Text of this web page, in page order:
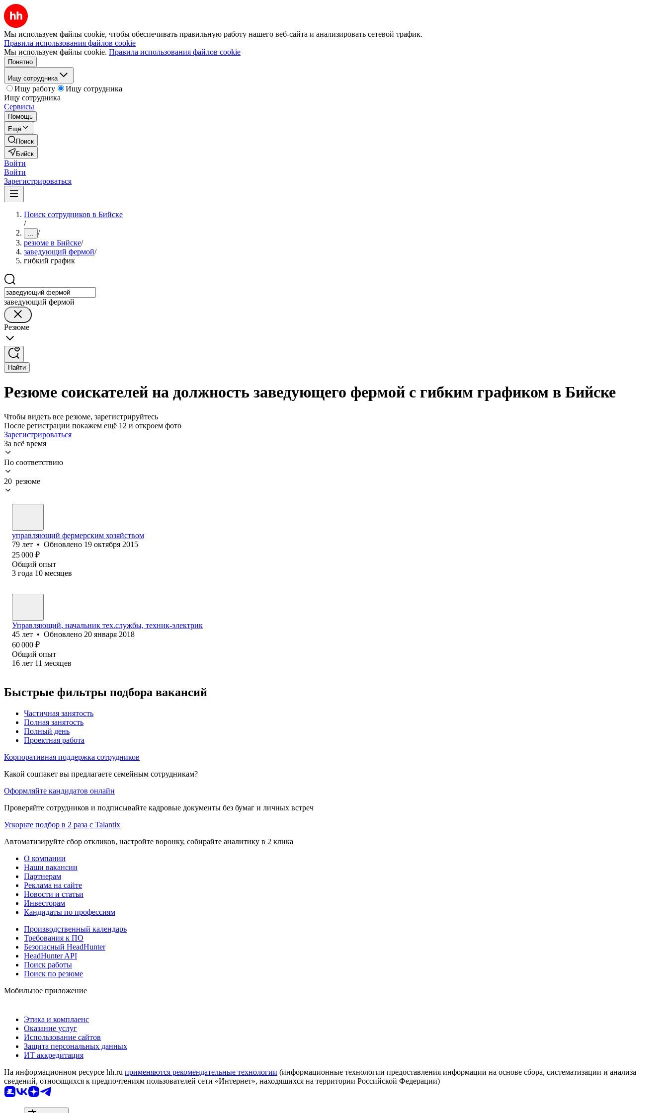
Мы используем файлы cookie, чтобы обеспечивать правильную работу нашего веб-сайта и анализировать сетевой трафик.
Правила использования файлов cookie
Мы используем файлы cookie. Правила использования файлов cookie
Понятно
Ищу сотрудника
Ищу работу
Ищу сотрудника
Ищу сотрудника
Сервисы
Помощь
Ещё
Поиск
Бийск
Войти
Войти
Зарегистрироваться
Поиск сотрудников в Бийске
/
... /
резюме в Бийске/
заведующий фермой/
гибкий график
заведующий фермой
Резюме
Найти
Резюме соискателей на должность заведующего фермой с гибким графиком в Бийске
Чтобы видеть все резюме, зарегистрируйтесь
После регистрации покажем ещё 12 и откроем фото
Зарегистрироваться
За всё время
По соответствию
20 резюме
управляющий фермерским хозяйством
79 лет • Обновлено 19 октября 2015
25 000 ₽
Общий опыт
3 года 10 месяцев
Управляющий, начальник тех.службы, техник-электрик
45 лет • Обновлено 20 января 2018
60 000 ₽
Общий опыт
16 лет 11 месяцев
Быстрые фильтры подбора вакансий
Частичная занятость
Полная занятость
Полный день
Проектная работа
Корпоративная поддержка сотрудников
Какой соцпакет вы предлагаете семейным сотрудникам?
Оформляйте кандидатов онлайн
Проверяйте сотрудников и подписывайте кадровые документы без бумаг и личных встреч
Ускорьте подбор в 2 раза с Talantix
Автоматизируйте сбор откликов, настройте воронку, собирайте аналитику в 2 клика
О компании
Наши вакансии
Партнерам
Реклама на сайте
Новости и статьи
Инвесторам
Кандидаты по профессиям
Производственный календарь
Требования к ПО
Безопасный HeadHunter
HeadHunter API
Поиск работы
Поиск по резюме
Мобильное приложение
Этика и комплаенс
Оказание услуг
Использование сайтов
Защита персональных данных
ИТ аккредитация
На информационном ресурсе hh.ru применяются рекомендательные технологии (информационные технологии предоставления информации на основе сбора, систематизации и анализа
сведений, относящихся к предпочтениям пользователей сети «Интернет», находящихся на территории Российской Федерации)